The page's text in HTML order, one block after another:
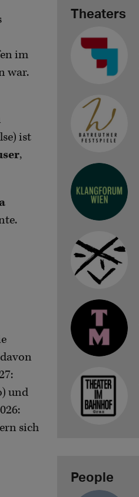
im
war.
ist
,
und
sich
Theaters
People